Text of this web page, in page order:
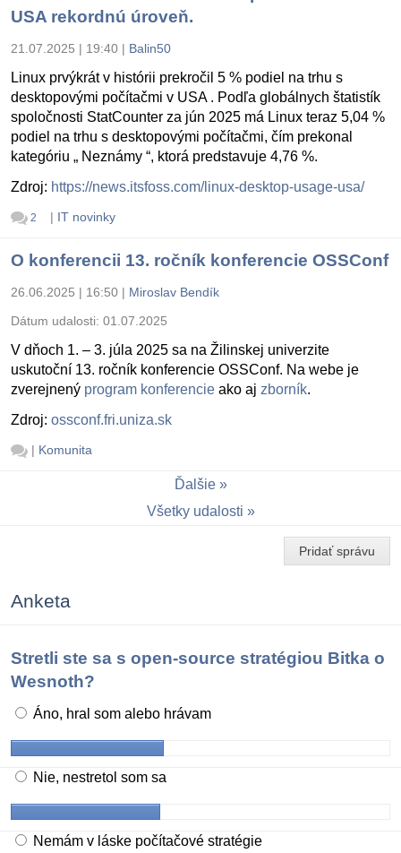
USA rekordnú úroveň.
21.07.2025 | 19:40 | Balin50
Linux prvýkrát v histórii prekročil 5 % podiel na trhu s
desktopovými počítačmi v USA . Podľa globálnych štatistík
spoločnosti StatCounter za jún 2025 má Linux teraz 5,04 %
podiel na trhu s desktopovými počítačmi, čím prekonal
kategóriu „ Neznámy “, ktorá predstavuje 4,76 %.
Zdroj: https://news.itsfoss.com/linux-desktop-usage-usa/
2 | IT novinky
O konferencii 13. ročník konferencie OSSConf
26.06.2025 | 16:50 | Miroslav Bendík
Dátum udalosti: 01.07.2025
V dňoch 1. – 3. júla 2025 sa na Žilinskej univerzite
uskutoční 13. ročník konferencie OSSConf. Na webe je
zverejnený program konferencie ako aj zborník.
Zdroj: ossconf.fri.uniza.sk
| Komunita
Ďalšie
Všetky udalosti
Pridať správu
Anketa
Stretli ste sa s open-source stratégiou Bitka o
Wesnoth?
Áno, hral som alebo hrávam
Nie, nestretol som sa
Nemám v láske počítačové stratégie